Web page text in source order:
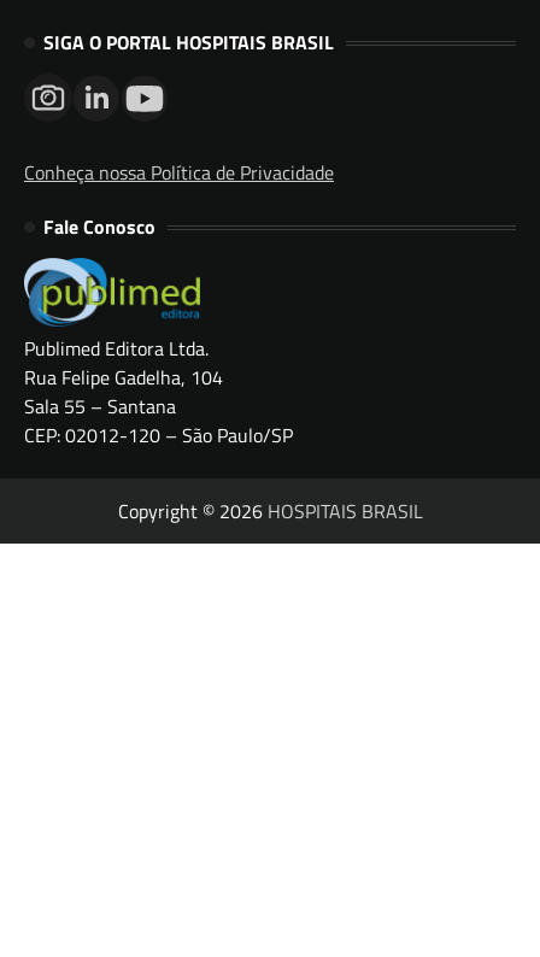
SIGA O PORTAL HOSPITAIS BRASIL
Conheça nossa Política de Privacidade
Fale Conosco
Publimed Editora Ltda.
Rua Felipe Gadelha, 104
Sala 55 – Santana
CEP: 02012-120 – São Paulo/SP
Copyright © 2026 HOSPITAIS BRASIL